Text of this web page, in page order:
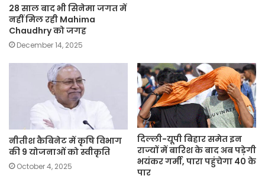
28 साल बाद भी सिनेमा जगत में
नहीं मिल रही Mahima
Chaudhry को जगह
December 14, 2025
नीतीश कैबिनेट में कृषि विभाग
की 9 योजनाओं को स्वीकृति
October 4, 2025
दिल्ली-यूपी बिहार समेत इन
राज्यों में बारिश के बाद अब पड़ेगी
भयंकर गर्मी, पारा पहुंचेगा 40 के
पार